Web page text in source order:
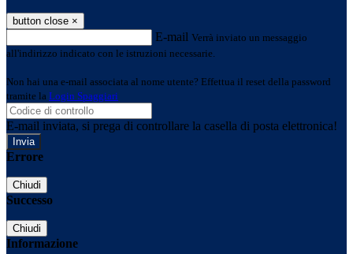
button close ×
E-mail Verrà inviato un messaggio
all'indirizzo indicato con le istruzioni necessarie.
Non hai una e-mail associata al nome utente? Effettua il reset della password
tramite la Login Spaggiari
E-mail inviata, si prega di controllare la casella di posta elettronica!
Errore
Chiudi
Successo
Chiudi
Informazione